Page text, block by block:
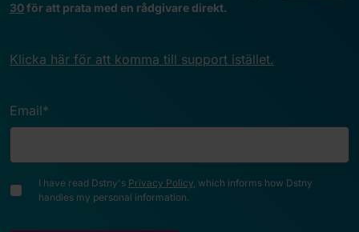
30för att prata med en rådgivare direkt.
Klicka här för att komma till support istället.
Email*
I have read Dstny's Privacy Policy, which informs how Dstny
handles my personal information.